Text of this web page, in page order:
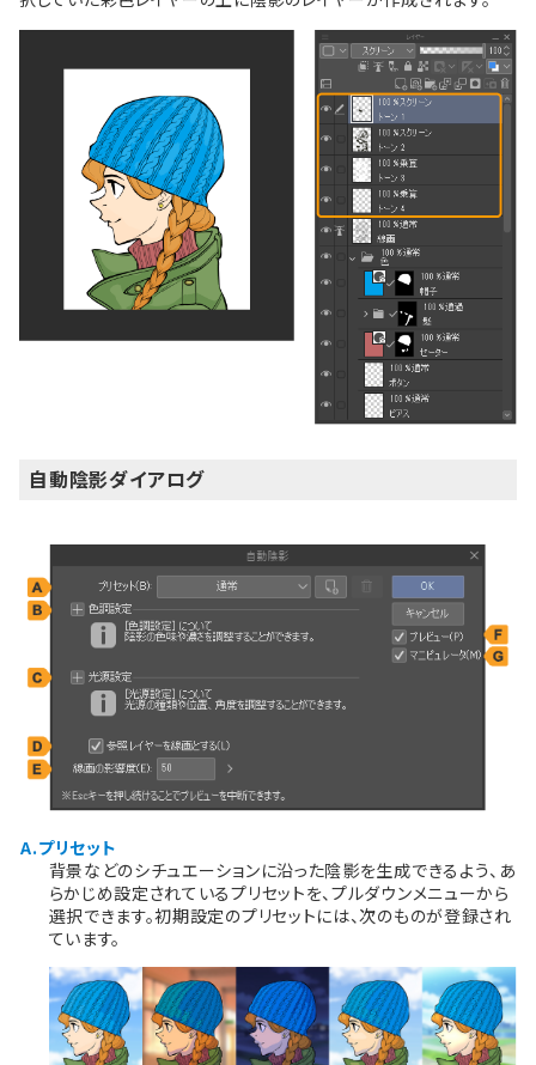
自動陰影ダイアログ
A.プリセット
背景などのシチュエーションに沿った陰影を生成できるよう、あ
らかじめ設定されているプリセットを、プルダウンメニューから
選択できます。初期設定のプリセットには、次のものが登録され
ています。